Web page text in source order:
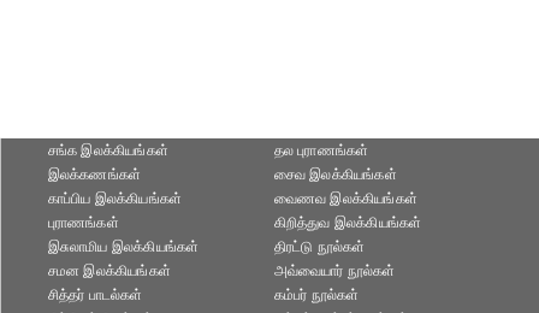
சங்க இலக்கியங்கள்
இலக்கணங்கள்
காப்பிய இலக்கியங்கள்
புராணங்கள்
தல புராணங்கள்
சைவ இலக்கியங்கள்
வைணவ இலக்கியங்கள்
கிறித்துவ இலக்கியங்கள்
இசுலாமிய இலக்கியங்கள்
சமன இலக்கியங்கள்
சித்தர் பாடல்கள்
திரட்டு நூல்கள்
அவ்வையார் நூல்கள்
கம்பர் நூல்கள்